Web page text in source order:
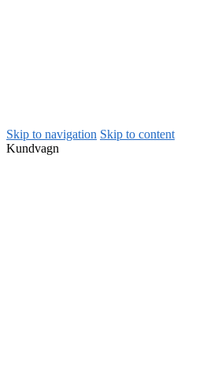
Skip to navigation Skip to content
Kundvagn